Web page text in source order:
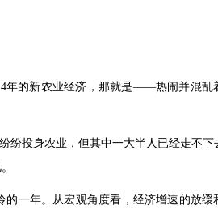
年的新农业经济，那就是——热闹并混乱
纷投身农业，但其中一大半人已经走不下
一年。从宏观角度看，经济增速的放缓